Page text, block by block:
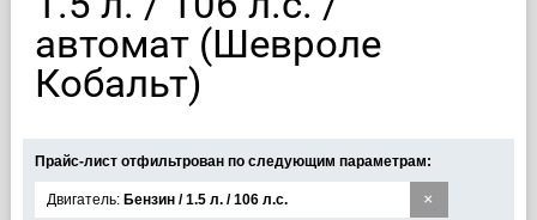
автомат (Шевроле
Кобальт)
Прайс-лист отфильтрован по следующим параметрам:
×
Двигатель: Бензин / 1.5 л. / 106 л.с.